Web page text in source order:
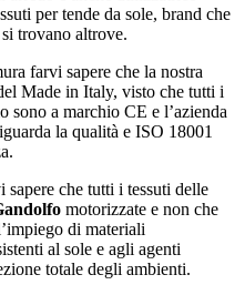
per tende da sole, brand che
trovano altrove.
farvi sapere che la nostra
Made in Italy, visto che tutti i
sono a marchio CE e l’azienda
la qualità e ISO 18001
che tutti i tessuti delle
motorizzate e non che
di materiali
al sole e agli agenti
totale degli ambienti.